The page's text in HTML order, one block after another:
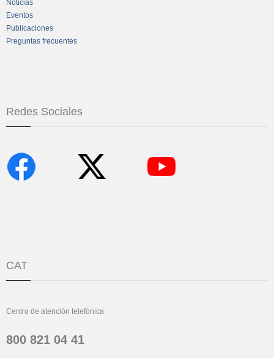
Noticias
Eventos
Publicaciones
Preguntas frecuentes
Redes Sociales
CAT
Centro de atención telefónica
800 821 04 41